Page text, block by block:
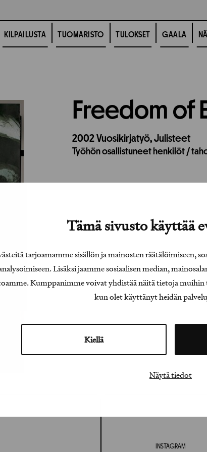
Tämä sivusto käyttää
tarjoamamme sisällön ja mainosten räätälöimiseen,
Lisäksi jaamme sosiaalisen median,
Kumppanimme voivat yhdistää näitä tietoja
kun olet käyttänyt heidän
Kiellä
Näytä tiedot
KILPAILUSTA TUOMARISTO TULOKSET GAALA
Freedom of
2002 Vuosikirjatyö,Julisteet
Työhön osallistuneet henkilöt /
INSTAGRAM